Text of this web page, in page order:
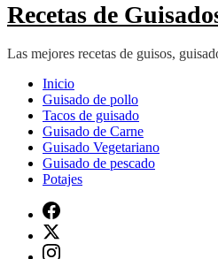
Recetas de
Las mejores recetas de guisos,
Inicio
Guisado de pollo
Tacos de guisado
Guisado de Carne
Guisado Vegetariano
Guisado de pescado
Potajes